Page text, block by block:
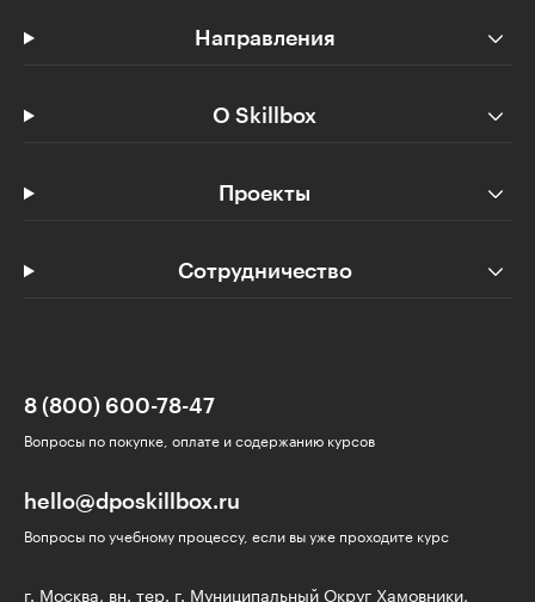
Направления
О Skillbox
Проекты
Сотрудничество
8 (800) 600-78-47
Вопросы по покупке, оплате и содержанию курсов
hello@dposkillbox.ru
Вопросы по учебному процессу, если вы уже проходите курс
г. Москва, вн. тер. г. Муниципальный Округ Хамовники,